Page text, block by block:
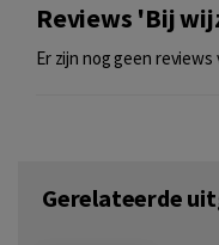
Reviews 'Bij
Er zijn nog geen
Gerelateerde